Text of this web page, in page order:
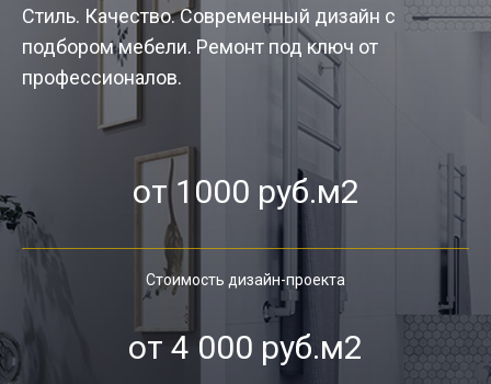
Стиль. Качество. Современный дизайн с
подбором мебели. Ремонт под ключ от
профессионалов.
от 1000 руб.м2
Стоимость дизайн-проекта
от 4 000 руб.м2